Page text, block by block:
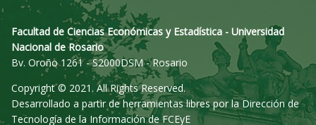
Facultad de Ciencias Económicas y Estadística - Universidad
Nacional de Rosario
Bv. Oroño 1261 - S2000DSM - Rosario
Copyright © 2021. All Rights Reserved.
Desarrollado a partir de herramientas libres por la Dirección de
Tecnología de la Información de FCEyE